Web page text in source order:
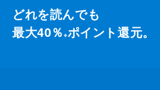
どれを読んでも
最大40％ ※ポイント還元。